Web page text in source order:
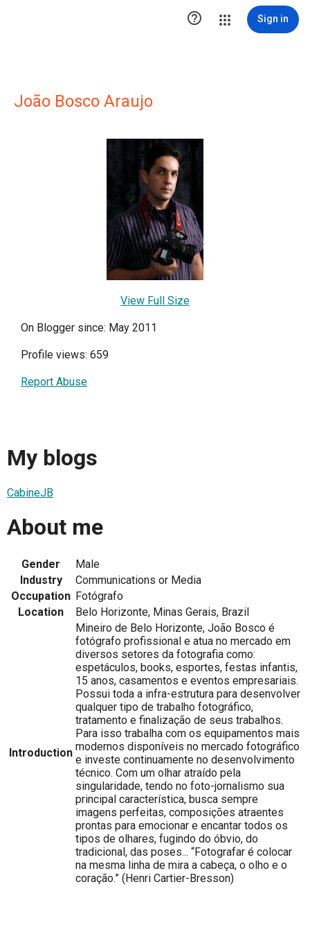
 Sign in
João Bosco Araujo
View Full Size
On Blogger since: May 2011
Profile views: 659
Report Abuse
My blogs
CabineJB
About me
Gender
Male
Industry
Communications or Media
Occupation Fotógrafo
Location
Belo Horizonte, Minas Gerais, Brazil
Introduction
Mineiro de Belo Horizonte, João Bosco é
fotógrafo profissional e atua no mercado em
diversos setores da fotografia como:
espetáculos, books, esportes, festas infantis,
15 anos, casamentos e eventos empresariais.
Possui toda a infra-estrutura para desenvolver
qualquer tipo de trabalho fotográfico,
tratamento e finalização de seus trabalhos.
Para isso trabalha com os equipamentos mais
modernos disponíveis no mercado fotográfico
e investe continuamente no desenvolvimento
técnico. Com um olhar atraído pela
singularidade, tendo no foto-jornalismo sua
principal característica, busca sempre
imagens perfeitas, composições atraentes
prontas para emocionar e encantar todos os
tipos de olhares, fugindo do óbvio, do
tradicional, das poses... “Fotografar é colocar
na mesma linha de mira a cabeça, o olho e o
coração.” (Henri Cartier-Bresson)